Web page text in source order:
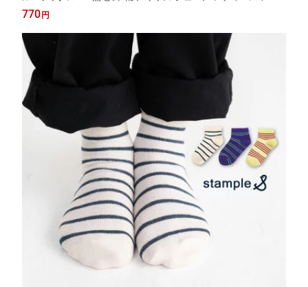
ズ 男女兼用 フリーサイズ クルー ソックス 履きやすい 靴下 くつ
した ソックス 2026 秋 冬 t41219 22～27cm
770 円